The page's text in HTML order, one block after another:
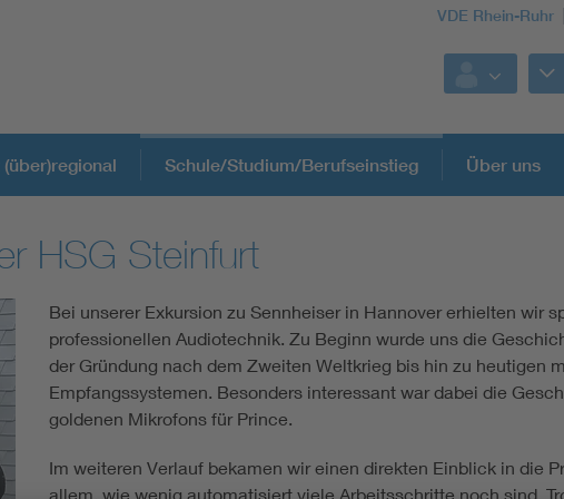
VDE Rhein-Ruhr
Weitere Themen
Electromobility
Schule/Studium/Berufseinstieg Über uns
HSG Steinfurt
Bei unserer Exkursion zu Sennheiser in Hannover erhielten wir
professionellen Audiotechnik. Zu Beginn wurde uns die
der Gründung nach dem Zweiten Weltkrieg bis hin zu heutigen
Empfangssystemen. Besonders interessant war dabei die
goldenen Mikrofons für Prince.
Im weiteren Verlauf bekamen wir einen direkten Einblick in die
allem, wie wenig automatisiert viele Arbeitsschritte noch sind.